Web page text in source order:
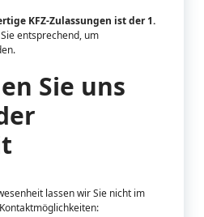
KFZ-Zulassungen ist der 1.
entsprechend, um
Sie uns
lassen wir Sie nicht im